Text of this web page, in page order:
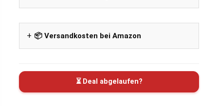
📦 Versandkosten bei Amazon
⏳ Deal abgelaufen?